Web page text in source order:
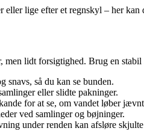
eller lige efter et regnskyl – her
lidt forsigtighed. Brug en
snavs, så du kan se bunden.
eller slidte pakninger.
for at se, om vandet løber
ved samlinger og bøjninger.
under renden kan afsløre